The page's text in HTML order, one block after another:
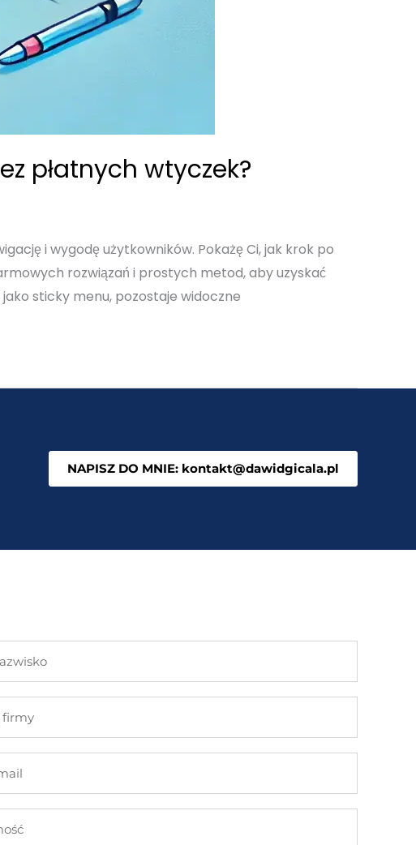
płatnych wtyczek?
i wygodę użytkowników. Pokażę Ci, jak krok po
rozwiązań i prostych metod, aby uzyskać
sticky menu, pozostaje widoczne
NAPISZ DO MNIE: kontakt@dawidgicala.pl